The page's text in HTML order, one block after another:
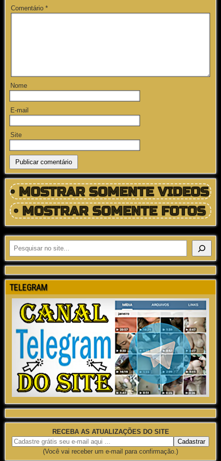
Comentário *
Nome
E-mail
Site
TELEGRAM
RECEBA AS ATUALIZAÇÕES DO SITE
(Você vai receber um e-mail para confirmação.)